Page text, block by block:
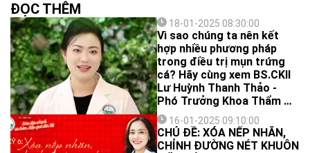
ĐỌC THÊM
18-01-2025 08:30:00
Vì sao chúng ta nên kết
hợp nhiều phương pháp
trong điều trị mụn trứng
cá? Hãy cùng xem BS.CKII
Lư Huỳnh Thanh Thảo -
Phó Trưởng Khoa Thẩm mỹ
da, Bệnh viện Da Liễu
TP.HCM giải đáp ngay sau
đây nha!
16-01-2025 09:10:00
CHỦ ĐỀ: XÓA NẾP NHĂN,
CHỈNH ĐƯỜNG NÉT KHUÔN